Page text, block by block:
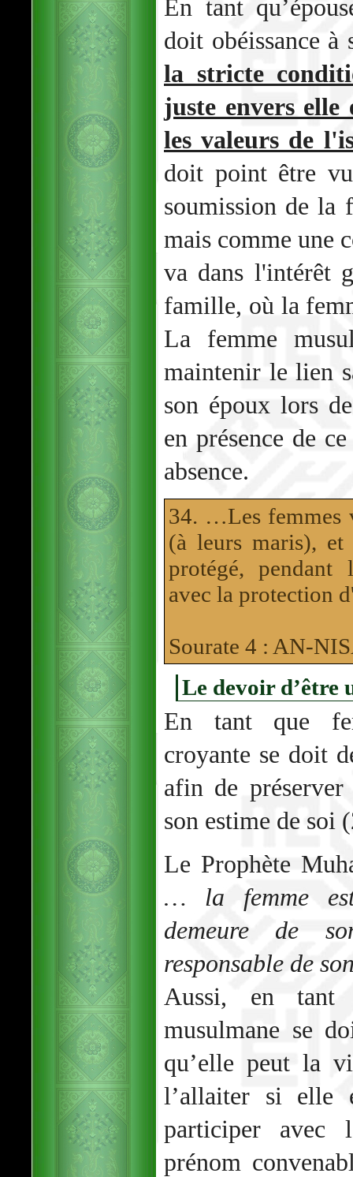
En tant
doit obéissance
la stricte
juste envers elle
les valeurs de
doit point être
soumission de la
mais comme une
va dans l'intérêt
famille, où la
La femme
maintenir le lien
son époux lors
en présence de
absence.
34. …Les femmes
(à leurs maris),
protégé, pendant
avec la protection
Sourate 4 : AN-
Le devoir d’être
En tant que
croyante se doit
afin de
son estime de soi
Le Prophète
… la femme
demeure de
responsable de
Aussi, en tant
musulmane se
qu’elle peut la
l’allaiter si elle
participer avec
prénom